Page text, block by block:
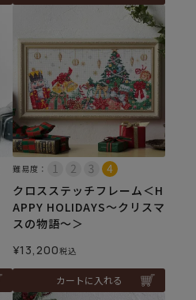
難易度：
クロスステッチフレーム＜H
APPY HOLIDAYS～クリスマ
スの物語～＞
¥13,200税込
カートに入れる